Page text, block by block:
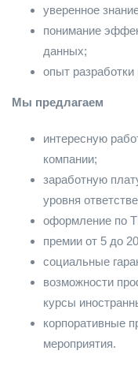
уверенное
понимание
данных;
опыт разработки
Мы предлагаем
интересную
компании;
заработную
уровня
оформление по
премии от 5 до
социальные
возможности
курсы
корпоративные
мероприятия.